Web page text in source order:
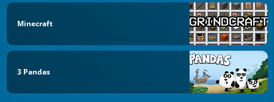
Minecraft
3 Pandas